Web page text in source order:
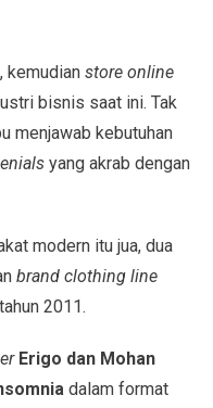
, kemudian store online
bisnis saat ini. Tak
menjawab kebutuhan
yang akrab dengan
modern itu jua, dua
brand clothing line
2011.
Erigo dan Mohan
dalam format